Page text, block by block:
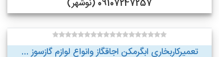
09107247257 (نوشهر)
تعمیرکاربخاری ابگرمکن اجاقگاز وانواع لوازم گازسوز ...